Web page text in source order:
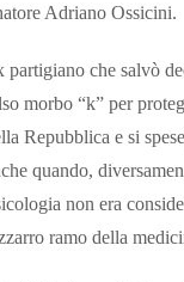
Adriano Ossicini.
partigiano che salvò
morbo “k” per
Repubblica e si
quando,
non era
ramo della